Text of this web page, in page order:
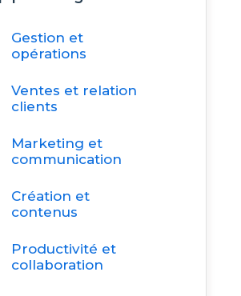
Gestion et
opérations
Ventes et relation
clients
Marketing et
communication
Création et
contenus
Productivité et
collaboration